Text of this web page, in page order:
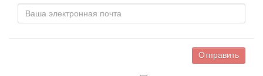
Отправить